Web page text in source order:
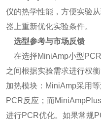
仪的热学性能，方便实验
器上重新优化实验条件。
选型参考与市场反馈
在选择MiniAmp小型
之间根据实验需求进行权
加热模块：MiniAmp采用
PCR反应；而
进行PCR优化。如果常规